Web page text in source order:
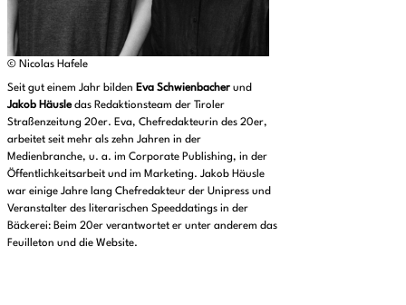
© Nicolas Hafele
Seit gut einem Jahr bilden Eva Schwienbacher und
Jakob Häusledas Redaktionsteam der Tiroler
Straßenzeitung 20er. Eva, Chefredakteurin des 20er,
arbeitet seit mehr als zehn Jahren in der
Medienbranche, u. a. im Corporate Publishing, in der
Öffentlichkeitsarbeit und im Marketing. Jakob Häusle
war einige Jahre lang Chefredakteur der Unipress und
Veranstalter des literarischen Speeddatings in der
Bäckerei: Beim 20er verantwortet er unter anderem das
Feuilleton und die Website.